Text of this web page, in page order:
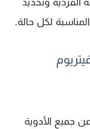
لكل حالة.
جميع الأدوية